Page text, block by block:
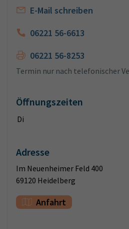
E-Mail schreiben
06221 56-6613
06221 56-8253
Termin nur nach telefonischer
Öffnungszeiten
Di
Adresse
Im Neuenheimer Feld 400
69120 Heidelberg
Anfahrt